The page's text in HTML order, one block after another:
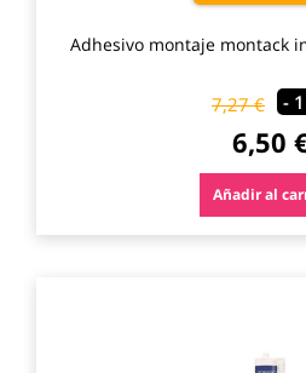
Adhesivo montaje montack
7,27 € -
6,50
Añadir al